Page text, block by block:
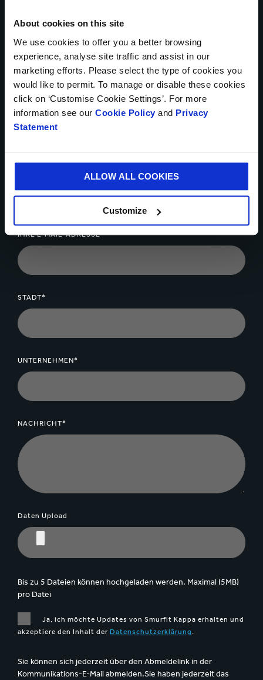
About cookies on this site
We use cookies to offer you a better browsing
experience, analyse site traffic and assist in our
marketing efforts. Please select the type of cookies you
would like to permit. To manage or disable these cookies
click on ‘Customise Cookie Settings’. For more
information see our Cookie Policy and Privacy
Statement
ALLOW ALL COOKIES
Customize
* Pflichtfelder
IHR NAME*
LAND*
IHRE E-MAIL-ADRESSE*
STADT*
UNTERNEHMEN*
NACHRICHT*
Daten Upload
Bis zu 5 Dateien können hochgeladen werden. Maximal (5MB)
pro Datei
Ja, ich möchte Updates von Smurfit Kappa erhalten und
akzeptiere den Inhalt der Datenschutzerklärung
Sie können sich jederzeit über den Abmeldelink in der
Kommunikations-E-Mail abmelden.Sie haben jederzeit das